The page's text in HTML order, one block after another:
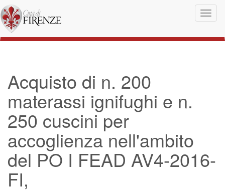
Salta al contenuto principale
Acquisto di n. 200
materassi ignifughi e n.
250 cuscini per
accoglienza nell'ambito
del PO I FEAD AV4-2016-
FI,